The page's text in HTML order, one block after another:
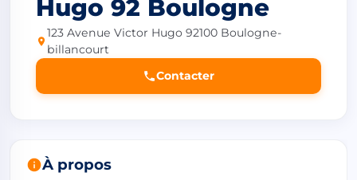
Hugo 92 Boulogne
123 Avenue Victor Hugo 92100 Boulogne-
billancourt
Contacter
À propos